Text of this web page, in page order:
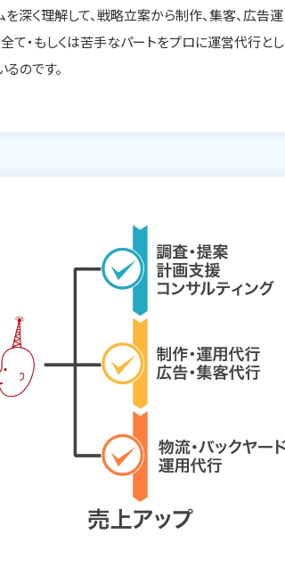
深く理解して、戦略立案から制作、集客、広告運
て・もしくは苦手なパートをプロに運営代行とし
のです。